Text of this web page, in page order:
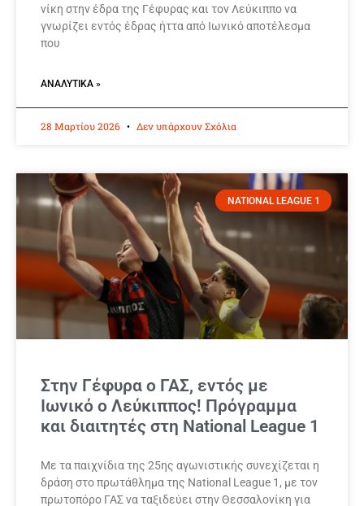
νίκη στην έδρα της Γέφυρας και τον Λεύκιππο να
γνωρίζει εντός έδρας ήττα από Ιωνικό αποτέλεσμα
που
ΑΝΑΛΥΤΙΚΆ »
28 Μαρτίου 2026 Δεν υπάρχουν Σχόλια
NATIONAL LEAGUE 1
Στην Γέφυρα ο ΓΑΣ, εντός με
Ιωνικό ο Λεύκιππος! Πρόγραμμα
και διαιτητές στη National League 1
Με τα παιχνίδια της 25ης αγωνιστικής συνεχίζεται η
δράση στο πρωτάθλημα της National League 1, με τον
πρωτοπόρο ΓΑΣ να ταξιδεύει στην Θεσσαλονίκη για